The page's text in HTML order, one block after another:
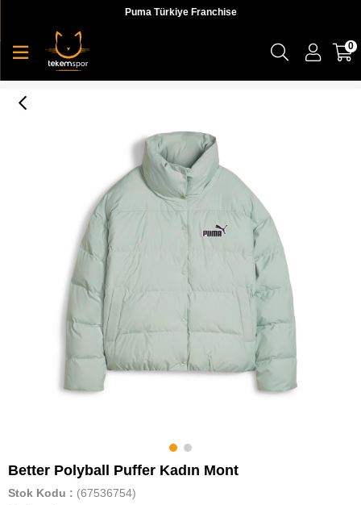
Puma Türkiye Franchise
0
Better Polyball Puffer Kadın Mont
Stok Kodu
(67536754)